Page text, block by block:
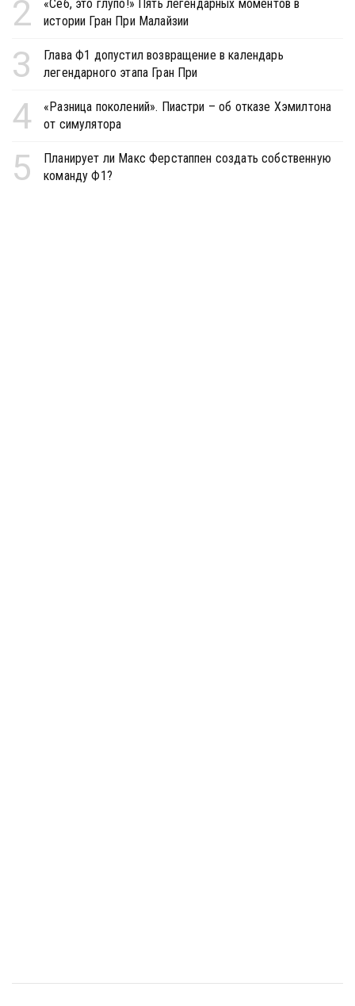
2
«Себ, это глупо!» Пять легендарных моментов в
истории Гран При Малайзии
3
Глава Ф1 допустил возвращение в календарь
легендарного этапа Гран При
4
«Разница поколений». Пиастри – об отказе Хэмилтона
от симулятора
5
Планирует ли Макс Ферстаппен создать собственную
команду Ф1?